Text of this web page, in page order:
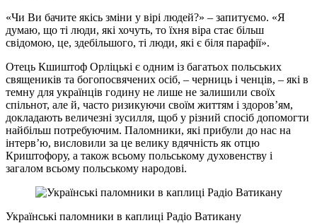
«Чи Ви бачите якісь зміни у вірі людей?» – запитуємо. «Я
думаю, що ті люди, які хочуть, то їхня віра стає більш
свідомою, це, здебільшого, ті люди, які є біля парафії».
Отець Кшиштоф Орліцькі є одним із багатьох польських
священиків та богопосвячених осіб, – черниць і ченців, – які в
темну для українців годину не лише не залишили своїх
спільнот, але й, часто ризикуючи своїм життям і здоров’ям,
докладають величезні зусилля, щоб у різний спосіб допомогти
найбільш потребуючим. Паломники, які прибули до нас на
інтерв’ю, висловили за це велику вдячність як отцю
Криштофору, а також всьому польському духовенству і
загалом всьому польському народові.
Українські паломники в каплиці Радіо Ватикану